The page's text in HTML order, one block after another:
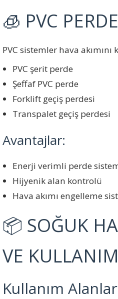
🧊 PVC
PVC sistemler hava akımını
PVC şerit perde
Şeffaf PVC perde
Forklift geçiş perdesi
Transpalet geçiş perdesi
Avantajlar:
Enerji verimli perde
Hijyenik alan kontrolü
Hava akımı engelleme
📦 SOĞUK
VE
Kullanım